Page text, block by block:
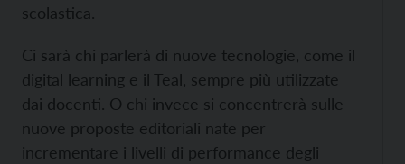
scolastica.
Ci sarà chi parlerà di nuove tecnologie, come il
digital learning e il Teal, sempre più utilizzate
dai docenti. O chi invece si concentrerà sulle
nuove proposte editoriali nate per
incrementare i livelli di performance degli